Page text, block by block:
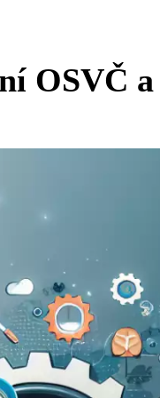
OSVČ